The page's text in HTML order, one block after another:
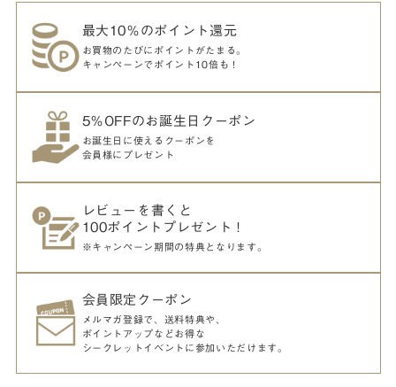
最大10％のポイント還元
お買物のたびにポイントがたまる。
キャンペーンでポイント10倍も！
5％OFFのお誕生日クーポン
お誕生日に使えるクーポンを
会員様にプレゼント
レビューを書くと
100ポイントプレゼント！
※キャンペーン期間の特典となります。
会員限定クーポン
メルマガ登録で、送料特典や、
ポイントアップなどお得な
シークレットイベントに参加いただけます。